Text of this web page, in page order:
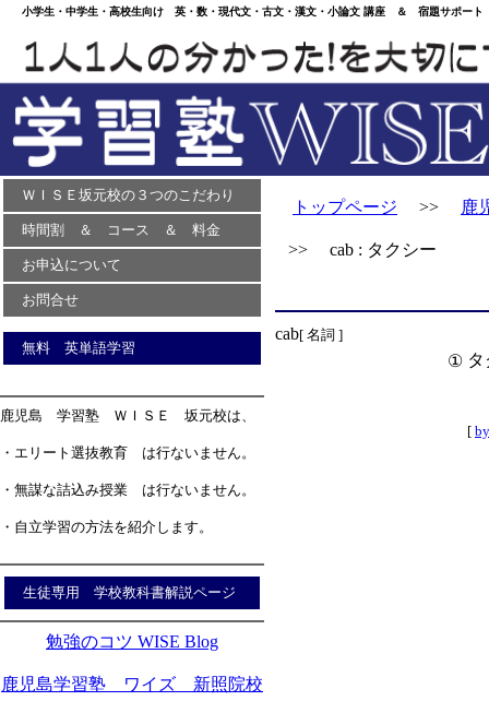
小学生・中学生・高校生向け 英・数・現代文・古文・漢文・小論文 講座 ＆ 宿題サポー
ＷＩＳＥ坂元校の３つのこだわり
時間割 ＆ コース ＆ 料金
お申込について
お問合せ
無料 英単語学習
鹿児島 学習塾 ＷＩＳＥ 坂元校は、
・エリート選抜教育 は行ないません。
・無謀な詰込み授業 は行ないません。
・自立学習の方法を紹介します。
生徒専用 学校教科書解説ページ
勉強のコツ WISE Blog
鹿児島学習塾 ワイズ 新照院校
トップページ >> 鹿
>> cab : タクシー
cab[ 名詞 ]
①
[